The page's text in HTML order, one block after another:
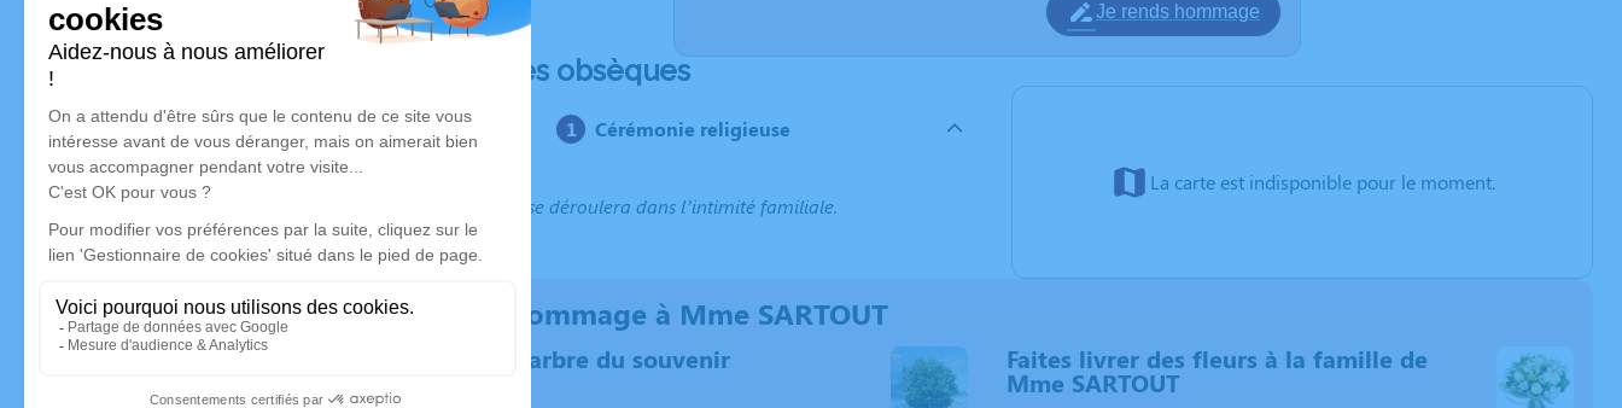
Je rends hommage
Déroulé des obsèques
Cérémonie religieuse
Ce service se déroulera dans l’intimité familiale.
La carte est indisponible pour le moment.
Rendez hommage à Mme SARTOUT
Plantez un arbre du souvenir Faites livrer des fleurs à la famille de
Mme SARTOUT